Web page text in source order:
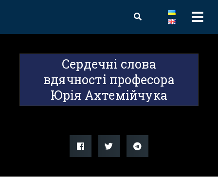
Сердечні слова
вдячності професора
Юрія Ахтемійчука